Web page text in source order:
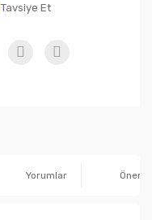
Tavsiye Et
Yorumlar